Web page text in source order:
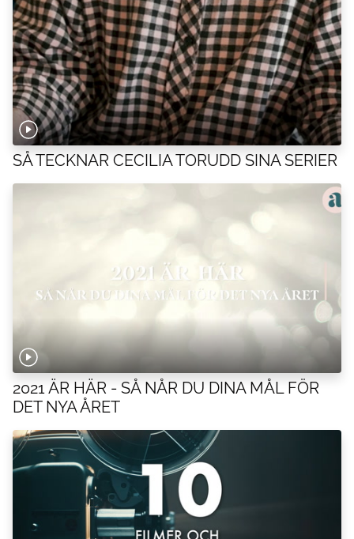
SÅ TECKNAR CECILIA TORUDD SINA SERIER
2021 ÄR HÄR - SÅ NÅR DU DINA MÅL FÖR
DET NYA ÅRET